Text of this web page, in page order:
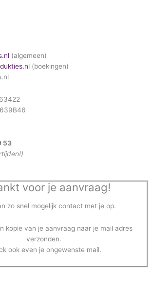
(algemeen)
(boekingen)
53
voor je aanvraag!
zo snel mogelijk contact met je op.
kopie van je aanvraag naar je mail adres
verzonden.
ook even je ongewenste mail.